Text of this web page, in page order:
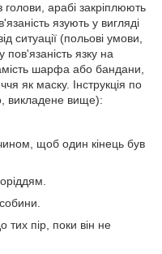
арабі закріплюють
язують у вигляді
ситуації (польові умови,
пов'язаність язку на
шарфа або бандани,
як маску. Інструкція по
викладене вище):
щоб один кінець був
тих пір, поки він не